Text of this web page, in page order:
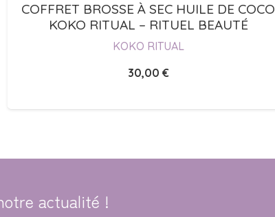
COFFRET BROSSE À SEC HUILE DE COCO
KOKO RITUAL – RITUEL BEAUTÉ
KOKO RITUAL
30,00 €
actualité !